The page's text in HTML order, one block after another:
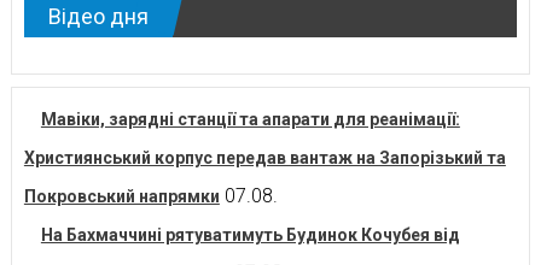
Відео дня
Мавіки, зарядні станції та апарати для реанімації:
Християнський корпус передав вантаж на Запорізький та
Покровський напрямки 07.08.
На Бахмаччині рятуватимуть Будинок Кочубея від